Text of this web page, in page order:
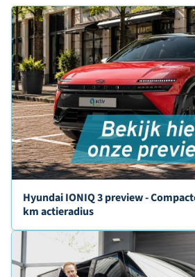
Hyundai IONIQ 3 preview -
km actieradius